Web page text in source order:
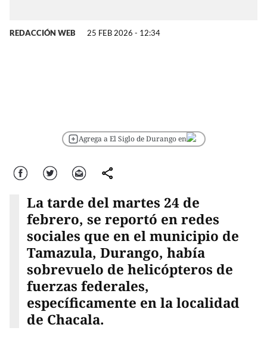
REDACCIÓN WEB 25 FEB 2026 - 12:34
Agrega a El Siglo de Durango en
Facebook Twitter Correo comparte
La tarde del martes 24 de
febrero, se reportó en redes
sociales que en el municipio de
Tamazula, Durango, había
sobrevuelo de helicópteros de
fuerzas federales,
específicamente en la localidad
de Chacala.